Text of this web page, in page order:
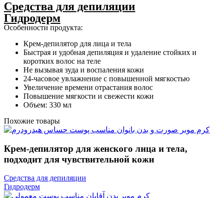
Средства для депиляции
Гидродерм
Особенности продукта:
Крем-депилятор для лица и тела
Быстрая и удобная депиляция и удаление стойких и
коротких волос на теле
Не вызывая зуда и воспаления кожи
24-часовое увлажнение с повышенной мягкостью
Увеличение времени отрастания волос
Повышение мягкости и свежести кожи
Объем: 330 мл
Похожие товары
Крем-депилятор для женского лица и тела,
подходит для чувствительной кожи
Средства для депиляции
Гидродерм